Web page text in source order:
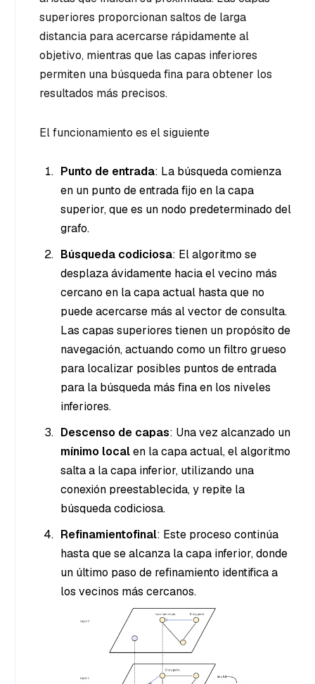
superiores proporcionan saltos de larga
distancia para acercarse rápidamente al
objetivo, mientras que las capas inferiores
permiten una búsqueda fina para obtener los
resultados más precisos.
El funcionamiento es el siguiente
Punto de entrada: La búsqueda comienza
en un punto de entrada fijo en la capa
superior, que es un nodo predeterminado del
grafo.
Búsqueda codiciosa: El algoritmo se
desplaza ávidamente hacia el vecino más
cercano en la capa actual hasta que no
puede acercarse más al vector de consulta.
Las capas superiores tienen un propósito de
navegación, actuando como un filtro grueso
para localizar posibles puntos de entrada
para la búsqueda más fina en los niveles
inferiores.
Descenso de capas: Una vez alcanzado un
mínimo localen la capa actual, el algoritmo
salta a la capa inferior, utilizando una
conexión preestablecida, y repite la
búsqueda codiciosa.
Refinamientofinal: Este proceso continúa
hasta que se alcanza la capa inferior, donde
un último paso de refinamiento identifica a
los vecinos más cercanos.